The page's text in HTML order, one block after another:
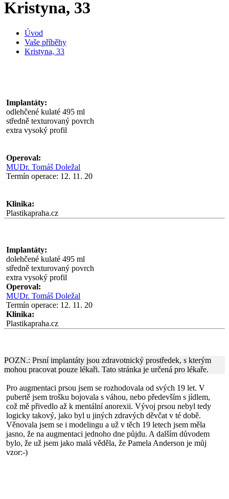
Kristyna, 33
Úvod
Vaše příběhy
Kristyna, 33
Implantáty:
odlehčené kulaté 495 ml
středně texturovaný povrch
extra vysoký profil
Operoval:
MUDr. Tomáš Doležal
Termín operace: 12. 11. 20
Klinika:
Plastikapraha.cz
Implantáty:
dolehčené kulaté 495 ml
středně texturovaný povrch
extra vysoký profil
Operoval:
MUDr. Tomáš Doležal
Termín operace: 12. 11. 20
Klinika:
Plastikapraha.cz
POZN.: Prsní implantáty jsou zdravotnický prostředek, s kterým
mohou pracovat pouze lékaři. Tato stránka je určená pro lékaře.
Pro augmentaci prsou jsem se rozhodovala od svých 19 let. V
pubertě jsem trošku bojovala s váhou, nebo především s jídlem,
což mě přivedlo až k mentální anorexii. Vývoj prsou nebyl tedy
logicky takový, jako byl u jiných zdravých děvčat v té době.
Věnovala jsem se i modelingu a už v těch 19 letech jsem měla
jasno, že na augmentaci jednoho dne půjdu. A dalším důvodem
bylo, že už jsem jako malá věděla, že Pamela Anderson je můj
vzor:-)